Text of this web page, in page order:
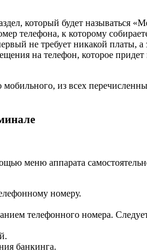
который будет называться
телефона, к которому
не требует никакой платы,
на телефон, которое
из всех
меню аппарата
номеру.
телефонного номера.
банкинга.